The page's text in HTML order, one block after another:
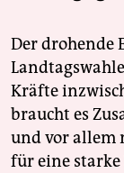
Der drohende
Kräfte
braucht es
und vor allem
für eine starke